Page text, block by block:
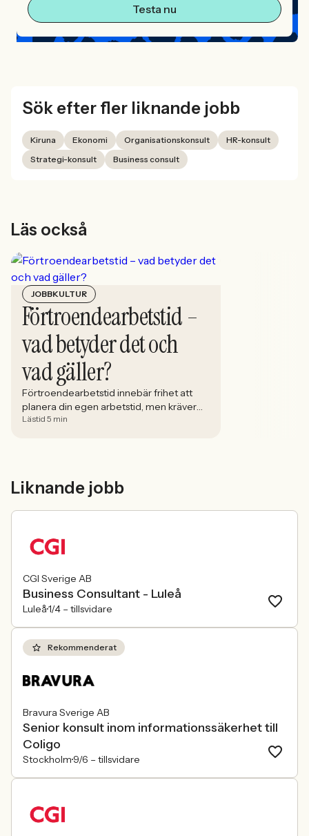
Testa nu
Sök efter fler liknande jobb
Kiruna Ekonomi Organisationskonsult
HR-konsult
Strategi-konsult
Business consult
Läs också
JOBBKULTUR
Förtroendearbetstid –
vad betyder det och
vad gäller?
Förtroendearbetstid innebär frihet att
planera din egen arbetstid, men kräver
tydliga gränser, ansvar och god
Lästid 5 min
Liknande jobb
CGI Sverige AB
Business Consultant - Luleå
Luleå1/4 – tillsvidare
Rekommenderat
Bravura Sverige AB
Senior konsult inom informationssäkerhet till
Coligo
Stockholm 9/6 – tillsvidare